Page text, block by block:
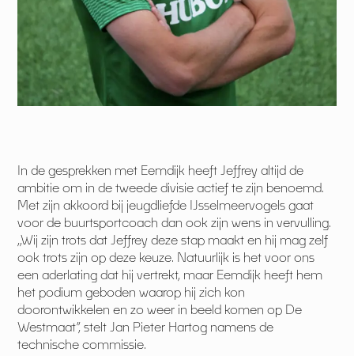
In de gesprekken met Eemdijk heeft Jeffrey altijd de
ambitie om in de tweede divisie actief te zijn benoemd.
Met zijn akkoord bij jeugdliefde IJsselmeervogels gaat
voor de buurtsportcoach dan ook zijn wens in vervulling.
,,Wij zijn trots dat Jeffrey deze stap maakt en hij mag zelf
ook trots zijn op deze keuze. Natuurlijk is het voor ons
een aderlating dat hij vertrekt, maar Eemdijk heeft hem
het podium geboden waarop hij zich kon
doorontwikkelen en zo weer in beeld komen op De
Westmaat”, stelt Jan Pieter Hartog namens de
technische commissie.